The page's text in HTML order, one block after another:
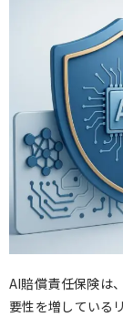
AI賠償責任保険は
要性を増している